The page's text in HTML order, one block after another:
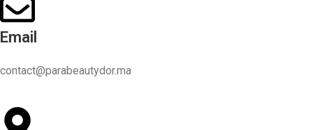
Email
contact@parabeautydor.ma